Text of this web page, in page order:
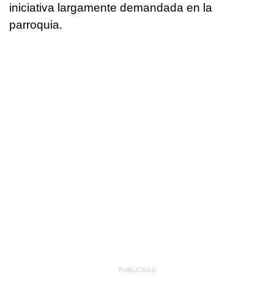
iniciativa largamente demandada en la
parroquia.